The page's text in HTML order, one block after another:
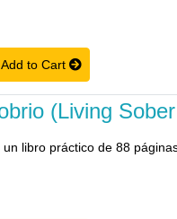
Add to Cart
(Living
libro práctico de 88